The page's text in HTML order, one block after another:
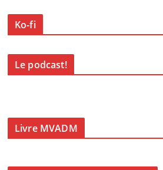
Ko-fi
Le podcast!
Livre MVADM